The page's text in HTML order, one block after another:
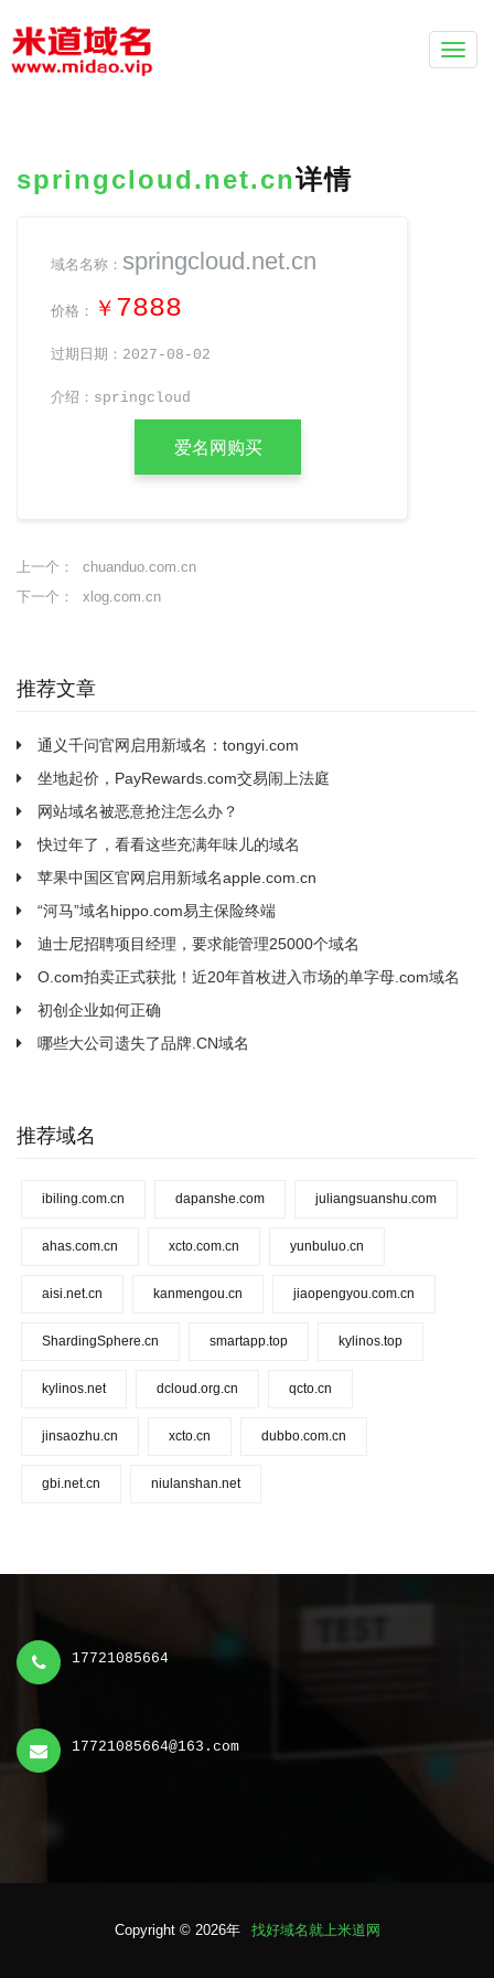
springcloud.net.cn详情
域名名称： springcloud.net.cn
价格： ￥ 7888
过期日期：2027-08-02
介绍：springcloud
上一个： chuanduo.com.cn
下一个： xlog.com.cn
推荐文章
通义千问官网启用新域名：tongyi.com
坐地起价，PayRewards.com交易闹上法庭
网站域名被恶意抢注怎么办？
快过年了，看看这些充满年味儿的域名
苹果中国区官网启用新域名apple.com.cn
“河马”域名hippo.com易主保险终端
迪士尼招聘项目经理，要求能管理25000个域名
O.com拍卖正式获批！近20年首枚进入市场的单字母.com域名
初创企业如何正确
哪些大公司遗失了品牌.CN域名
推荐域名
ibiling.com.cn dapanshe.com juliangsuanshu.com
ahas.com.cn xcto.com.cn yunbuluo.cn
aisi.net.cn kanmengou.cn jiaopengyou.com.cn
ShardingSphere.cn smartapp.top kylinos.top
kylinos.net dcloud.org.cn qcto.cn
jinsaozhu.cn xcto.cn dubbo.com.cn
gbi.net.cn niulanshan.net
17721085664
17721085664@163.com
Copyright © 2026年 找好域名就上米道网